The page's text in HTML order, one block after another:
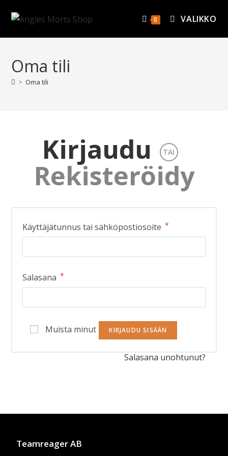
0 VALIKKO
Oma tili
> Oma tili
Kirjaudu TAI
Rekisteröidy
Käyttäjätunnus tai sähköpostiosoite *
Salasana *
Muista minut KIRJAUDU SISÄÄN
Salasana unohtunut?
Teamreager AB